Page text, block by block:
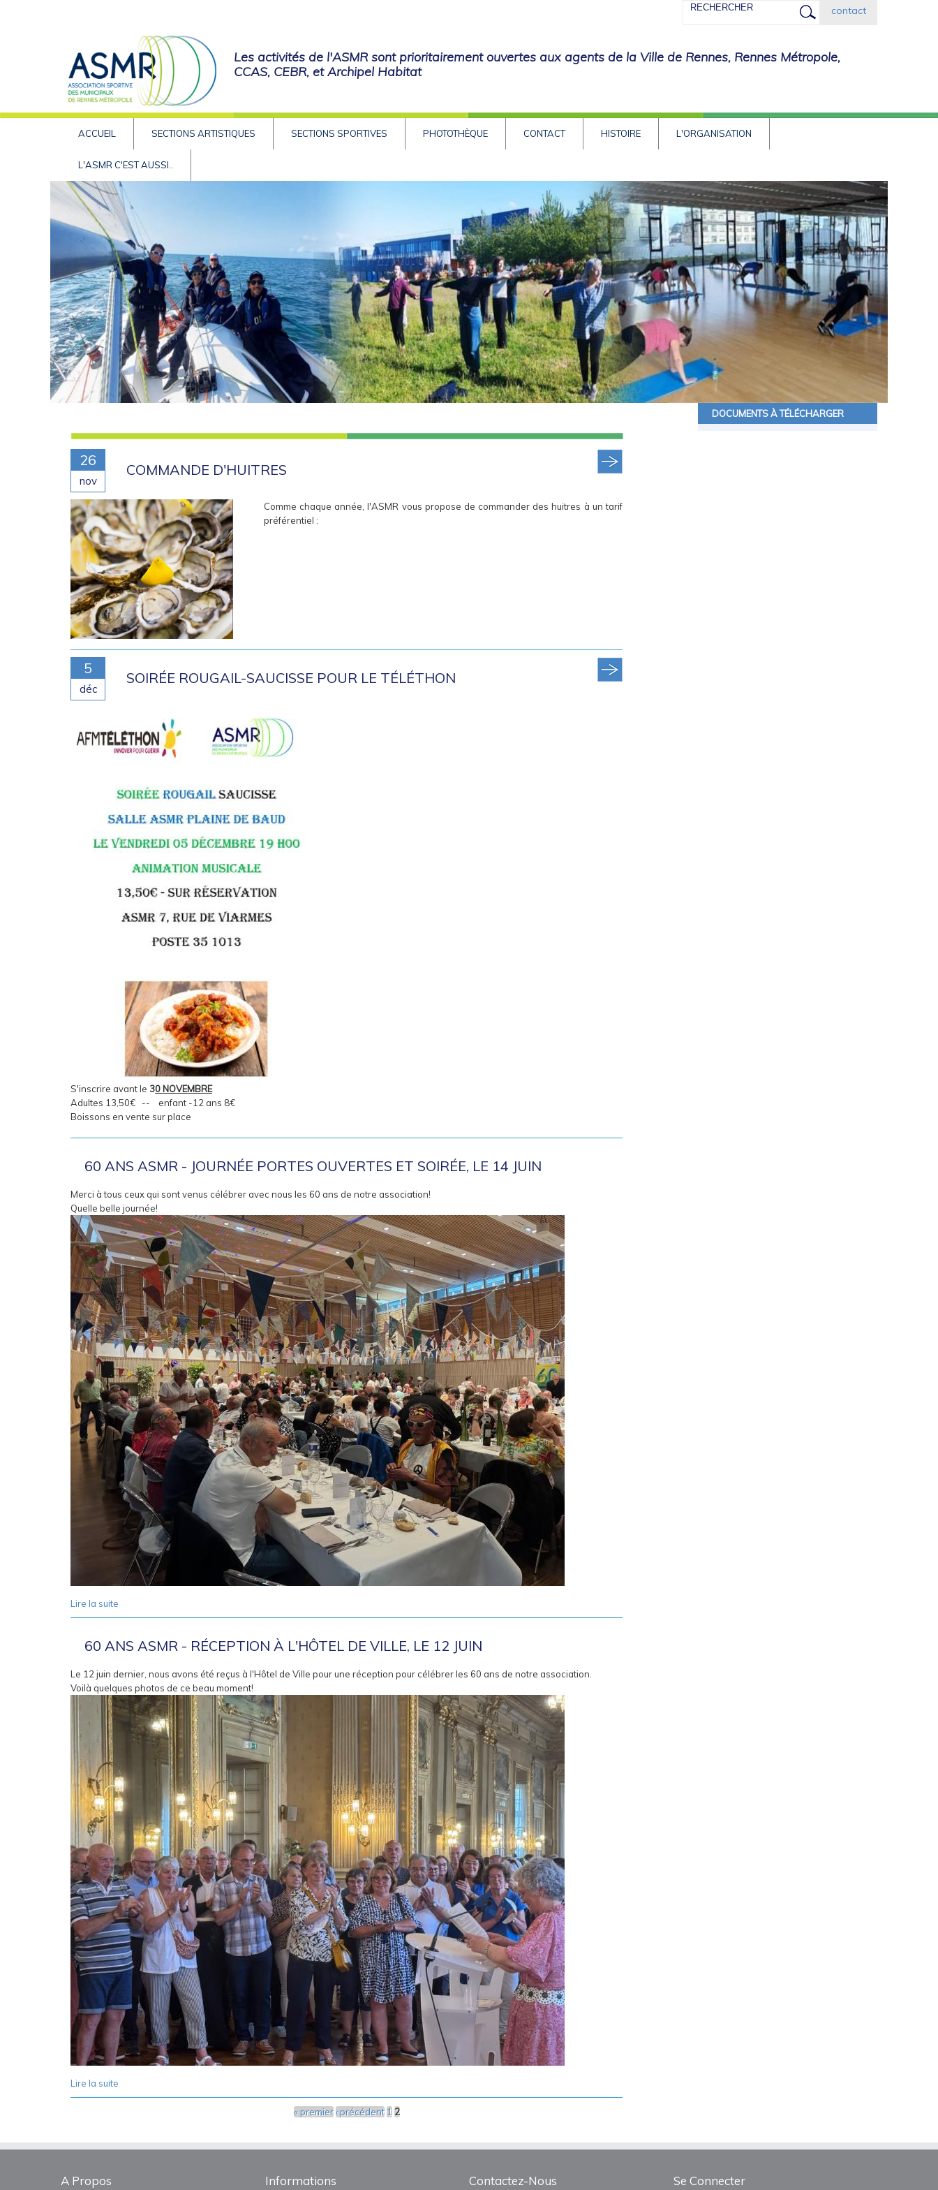
contact
Rechercher
Les activités de l'ASMR sont prioritairement ouvertes aux agents de la Ville de Rennes, Rennes Métropole,
CCAS, CEBR, et Archipel Habitat
ACCUEIL SECTIONS ARTISTIQUES SECTIONS SPORTIVES PHOTOTHÈQUE CONTACT HISTOIRE L'ORGANISATION
L'ASMR C'EST AUSSI..
26
nov
COMMANDE D'HUITRES
Comme chaque année, l'ASMR vous propose de commander des huitres à un tarif
préférentiel :
5
déc
SOIRÉE ROUGAIL-SAUCISSE POUR LE TÉLÉTHON
S'inscrire avant le 30 NOVEMBRE
Adultes 13,50€ -- enfant -12 ans 8€
Boissons en vente sur place
60 ANS ASMR - JOURNÉE PORTES OUVERTES ET SOIRÉE, LE 14 JUIN
Merci à tous ceux qui sont venus célébrer avec nous les 60 ans de notre association!
Quelle belle journée!
Lire la suite
60 ANS ASMR - RÉCEPTION À L'HÔTEL DE VILLE, LE 12 JUIN
Le 12 juin dernier, nous avons été reçus à l'Hôtel de Ville pour une réception pour célébrer les 60 ans de notre association.
Voilà quelques photos de ce beau moment!
Lire la suite
« premier ‹ précédent 1 2
DOCUMENTS À TÉLÉCHARGER
A Propos Informations Contactez-Nous Se Connecter